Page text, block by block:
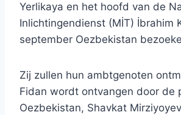
Yerlikaya en het hoofd van de
Inlichtingendienst (MİT) İbrahim
september Oezbekistan
Zij zullen hun ambtgenoten
Fidan wordt ontvangen door de
Oezbekistan, Shavkat